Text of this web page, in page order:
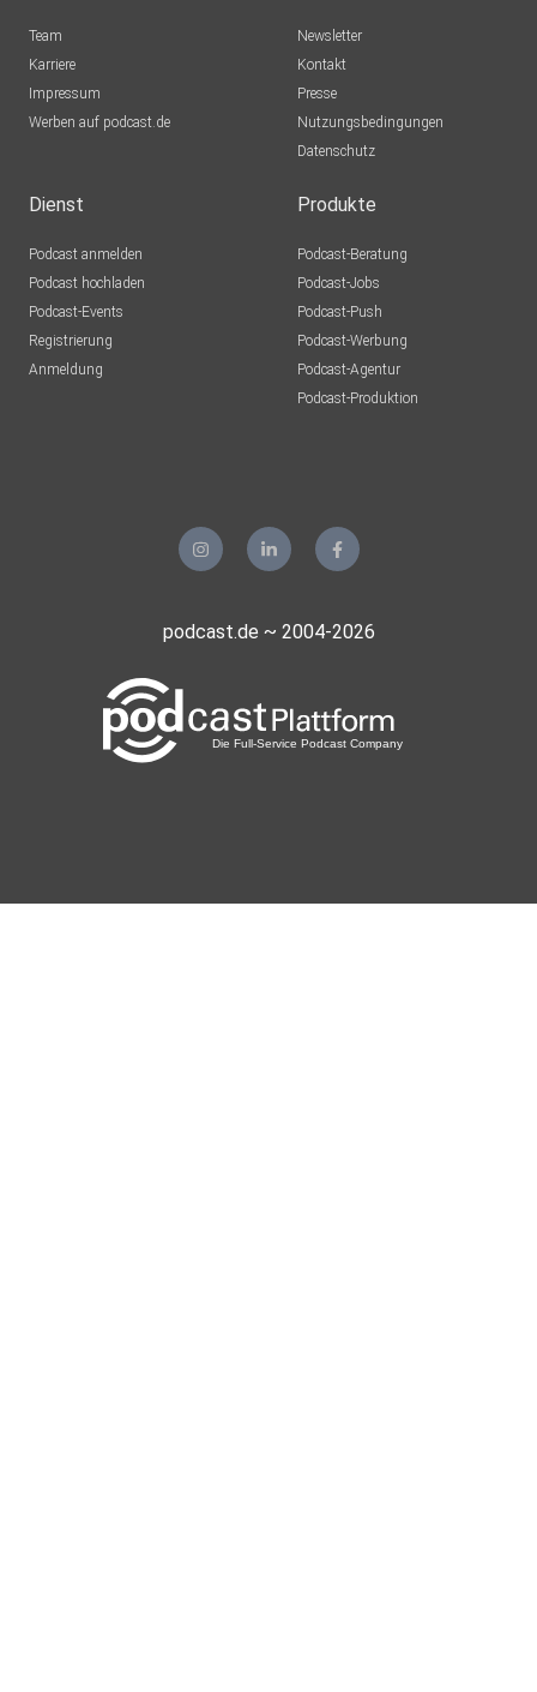
Team
Karriere
Impressum
Werben auf podcast.de
Newsletter
Kontakt
Presse
Nutzungsbedingungen
Datenschutz
Dienst
Podcast anmelden
Podcast hochladen
Podcast-Events
Registrierung
Anmeldung
Produkte
Podcast-Beratung
Podcast-Jobs
Podcast-Push
Podcast-Werbung
Podcast-Agentur
Podcast-Produktion
podcast.de ~ 2004-2026